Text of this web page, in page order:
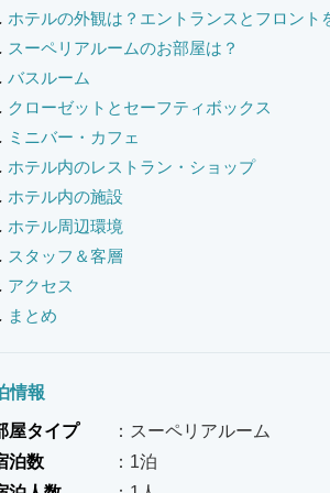
ホテルの外観は？エントランスとフロント
スーペリアルームのお部屋は？
バスルーム
クローゼットとセーフティボックス
ミニバー・カフェ
ホテル内のレストラン・ショップ
ホテル内の施設
ホテル周辺環境
スタッフ＆客層
アクセス
まとめ
情報
屋タイプ
：スーペリアルーム
泊数
：1泊